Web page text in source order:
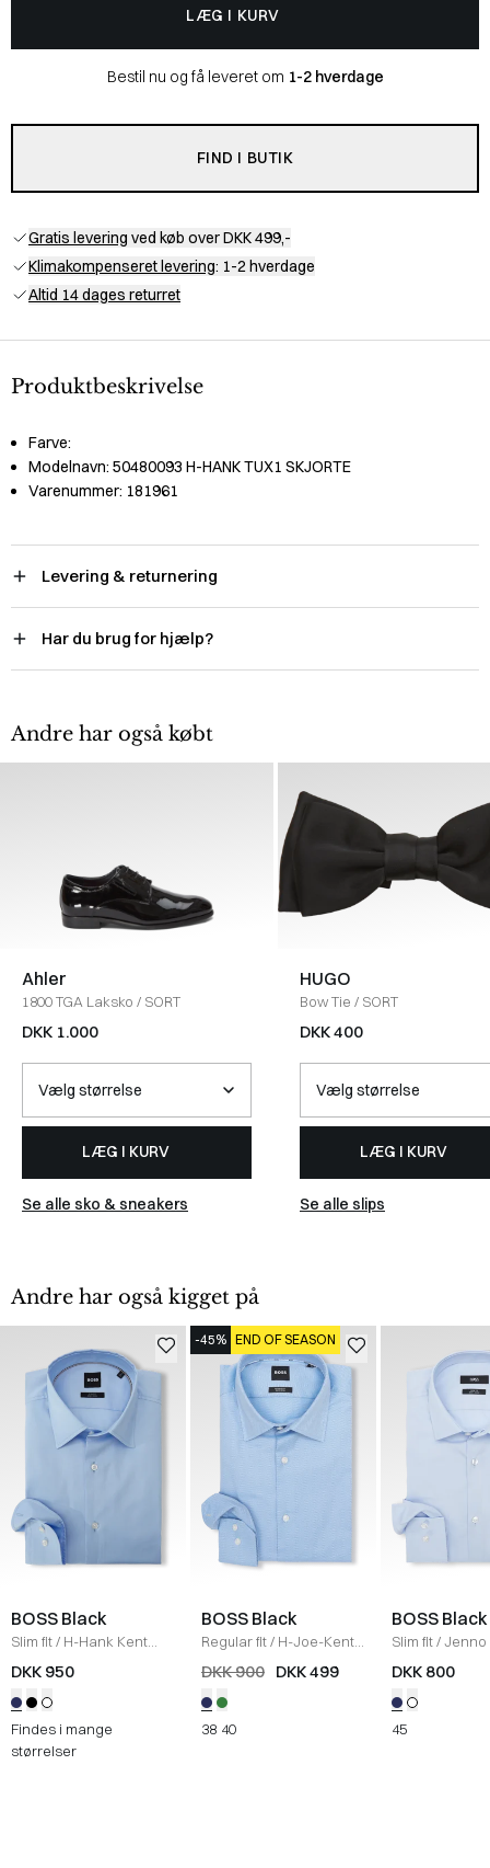
LÆG I KURV
Bestil nu og få leveret om 1-2 hverdage
FIND I BUTIK
Gratis levering ved køb over DKK 499,-
Klimakompenseret levering: 1-2 hverdage
Altid 14 dages returret
Produktbeskrivelse
Farve:
Modelnavn: 50480093 H-HANK TUX1 SKJORTE
Varenummer: 181961
Levering & returnering
Har du brug for hjælp?
Andre har også købt
Ahler
1800 TGA Laksko / SORT
DKK 1.000
LÆG I KURV
Se alle sko & sneakers
HUGO
Bow Tie / SORT
DKK 400
LÆG I KURV
Se alle slips
Andre har også kigget på
BOSS Black
Slim fit/ H-Hank Kent
Skjorte/ LYS BLÅ
DKK 950
Findes i mange
størrelser
-45% END OF SEASON
BOSS Black
Regular fit/ H-Joe-Kent
Skjorte/ BLÅ
DKK 900 DKK 499
38 40
BOSS Black
Slim fit/Jenno
LYS BLÅ
DKK 800
45